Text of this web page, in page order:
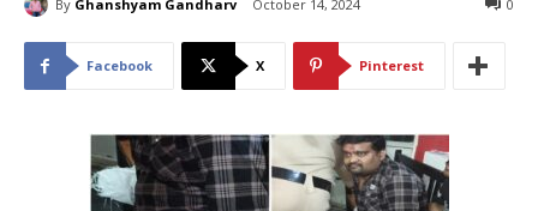
By Ghanshyam Gandharv October 14, 2024 0
Facebook X Pinterest